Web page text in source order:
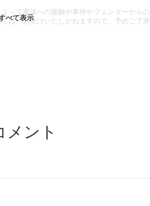
って車体への接触や車枠やフェンダーからの
は、お受けいたしかねますので、予めご了承
ント